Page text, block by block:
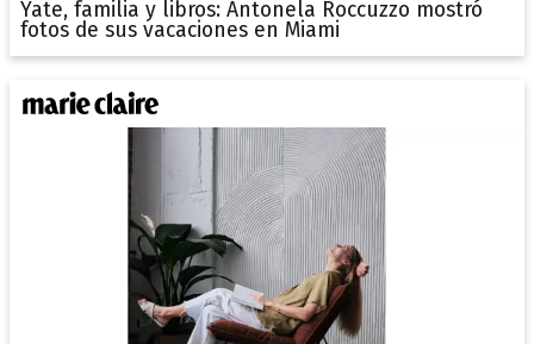
Yate, familia y libros: Antonela Roccuzzo mostró
fotos de sus vacaciones en Miami